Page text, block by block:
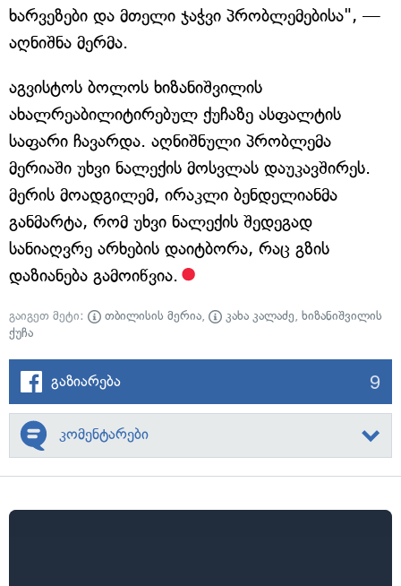
ხარვეზები და მთელი ჯაჭვი პრობლემებისა", —
აღნიშნა მერმა.
აგვისტოს ბოლოს ხიზანიშვილის
ახალრეაბილიტირებულ ქუჩაზე ასფალტის
საფარი ჩავარდა. აღნიშნული პრობლემა
მერიაში უხვი ნალექის მოსვლას დაუკავშირეს.
მერის მოადგილემ, ირაკლი ბენდელიანმა
განმარტა, რომ უხვი ნალექის შედეგად
სანიაღვრე არხების დაიტბორა, რაც გზის
დაზიანება გამოიწვია.
გაიგეთ მეტი: თბილისის მერია, კახა კალაძე, ხიზანიშვილის
ქუჩა
გაზიარება 9
კომენტარები